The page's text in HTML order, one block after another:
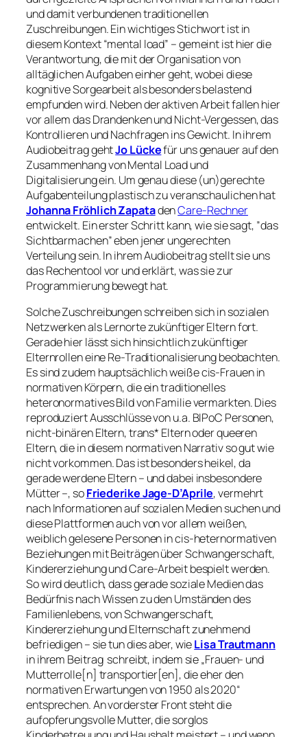
und damit verbundenen traditionellen
Zuschreibungen. Ein wichtiges Stichwort ist in
diesem Kontext “mental load” – gemeint ist hier die
Verantwortung, die mit der Organisation von
alltäglichen Aufgaben einher geht, wobei diese
kognitive Sorgearbeit als besonders belastend
empfunden wird. Neben der aktiven Arbeit fallen hier
vor allem das Drandenken und Nicht-Vergessen, das
Kontrollieren und Nachfragen ins Gewicht. In ihrem
Audiobeitrag gehtJo Lückefür uns genauer auf den
Zusammenhang von Mental Load und
Digitalisierung ein. Um genau diese (un)gerechte
Aufgabenteilung plastisch zu veranschaulichen hat
Johanna Fröhlich ZapatadenCare-Rechner
entwickelt. Ein erster Schritt kann, wie sie sagt, ​​”das
Sichtbarmachen” eben jener ungerechten
Verteilung sein. In ihrem Audiobeitrag stellt sie uns
das Rechentool vor und erklärt, was sie zur
Programmierung bewegt hat.
Solche Zuschreibungen schreiben sich in sozialen
Netzwerken als Lernorte zukünftiger Eltern fort.
Gerade hier lässt sich hinsichtlich zukünftiger
Elternrollen eine Re-Traditionalisierung beobachten.
Es sind zudem hauptsächlichweißecis-Frauen in
normativen Körpern, die ein traditionelles
heteronormatives Bild von Familie vermarkten. Dies
reproduziert Ausschlüsse von u.a. BIPoC Personen,
nicht-binären Eltern, trans* Eltern oder queeren
Eltern, die in diesem normativen Narrativ so gut wie
nicht vorkommen. Das ist besonders heikel, da
gerade werdene Eltern – und dabei insbesondere
Mütter –, soFriederike Jage-D’Aprile, vermehrt
nach Informationen auf sozialen Medien suchen und
diese Plattformen auch von vor allemweißen,
weiblich gelesene Personen in cis-heternormativen
Beziehungen mit Beiträgen über Schwangerschaft,
Kindererziehung und Care-Arbeit bespielt werden.
So wird deutlich, dass gerade soziale Medien das
Bedürfnis nach Wissen zu den Umständen des
Familienlebens, von Schwangerschaft,
Kindererziehung und Elternschaft zunehmend
befriedigen – sie tun dies aber, wieLisa Trautmann
in ihrem Beitrag schreibt, indem sie „Frauen- und
Mutterrolle[n] transportier[en], die eher den
normativen Erwartungen von 1950 als 2020“
entsprechen. An vorderster Front steht die
aufopferungsvolle Mutter, die sorglos